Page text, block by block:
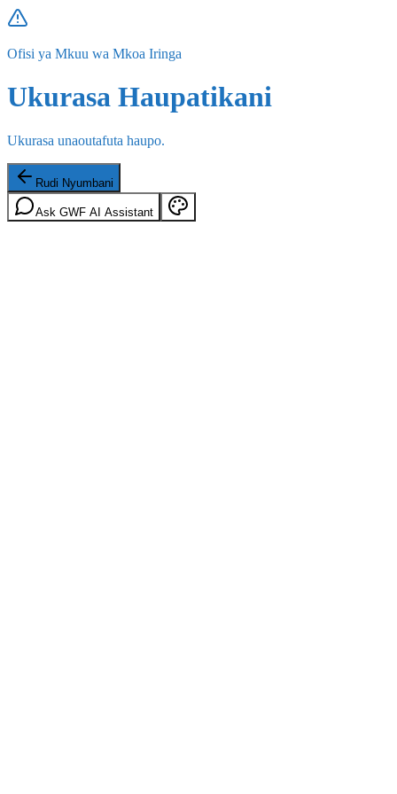
Ofisi ya Mkuu wa Mkoa Iringa
Ukurasa Haupatikani
Ukurasa unaoutafuta haupo.
Rudi Nyumbani
Ask GWF AI Assistant